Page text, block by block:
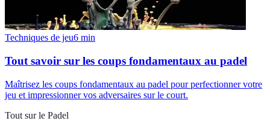
Techniques de jeu6 min
Tout savoir sur les coups fondamentaux au padel
Maîtrisez les coups fondamentaux au padel pour perfectionner votre
jeu et impressionner vos adversaires sur le court.
Tout sur le Padel